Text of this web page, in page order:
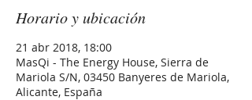
Horario y ubicación
21 abr 2018, 18:00
MasQi - The Energy House, Sierra de
Mariola S/N, 03450 Banyeres de Mariola,
Alicante, España